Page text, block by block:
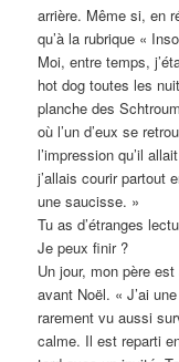
arrière. Même si, en
qu’à la rubrique «
Moi, entre temps,
hot dog toutes les
planche des
où l’un d’eux se
l’impression qu’il
j’allais courir partout
une saucisse. »
Tu as d’étranges
Je peux finir ?
Un jour, mon père
avant Noël. « J’ai
rarement vu aussi
calme. Il est reparti